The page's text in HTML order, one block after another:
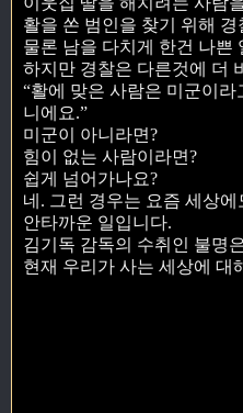
활을 쏜 범인을 찾기 위해
물론 남을 다치게 한건 나쁜
하지만 경찰은 다른것에 더
“활에 맞은 사람은 미군이
니에요.”
미군이 아니라면?
힘이 없는 사람이라면?
쉽게 넘어가나요?
네. 그런 경우는 요즘 세상에
안타까운 일입니다.
김기독 감독의 수취인 불명
현재 우리가 사는 세상에 대